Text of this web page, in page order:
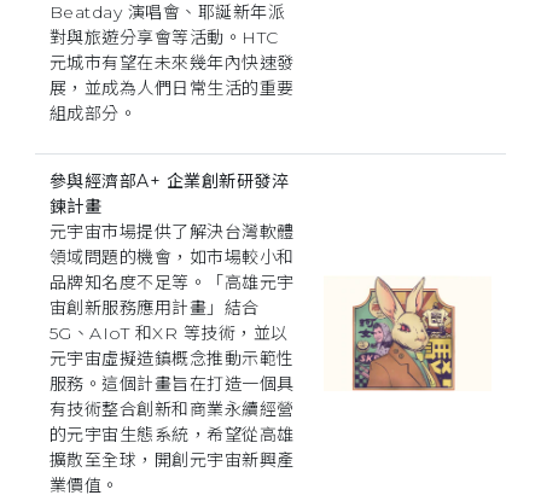
Beatday 演唱會、耶誕新年派
對與旅遊分享會等活動。HTC
元城市有望在未來幾年內快速發
展，並成為人們日常生活的重要
組成部分。
參與經濟部A+ 企業創新研發淬
鍊計畫
元宇宙市場提供了解決台灣軟體
領域問題的機會，如市場較小和
品牌知名度不足等。「高雄元宇
宙創新服務應用計畫」結合
5G、AIoT 和XR 等技術，並以
元宇宙虛擬造鎮概念推動示範性
服務。這個計畫旨在打造一個具
有技術整合創新和商業永續經營
的元宇宙生態系統，希望從高雄
擴散至全球，開創元宇宙新興產
業價值。